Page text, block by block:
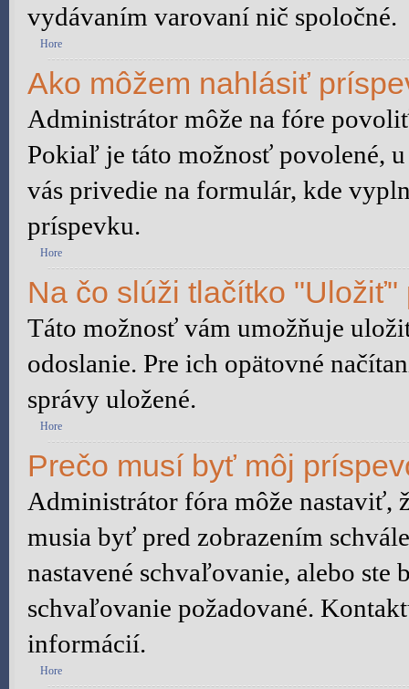
vydávaním varovaní nič spoločné.
Hore
Ako môžem nahlásiť
Administrátor môže na fóre
Pokiaľ je táto možnosť povolené,
vás privedie na formulár, kde
príspevku.
Hore
Na čo slúži tlačítko
Táto možnosť vám umožňuje
odoslanie. Pre ich opätovné
správy uložené.
Hore
Prečo musí byť môj
Administrátor fóra môže nastaviť,
musia byť pred zobrazením
nastavené schvaľovanie, alebo
schvaľovanie požadované.
informácií.
Hore